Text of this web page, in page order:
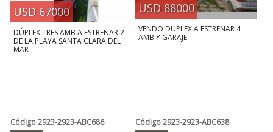
USD 67000
DÚPLEX TRES AMB A ESTRENAR 2
DE LA PLAYA SANTA CLARA DEL
MAR
USD 88000
VENDO DUPLEX A ESTRENAR 4
AMB Y GARAJE
Código2923-2923-ABC686 Código2923-2923-ABC638